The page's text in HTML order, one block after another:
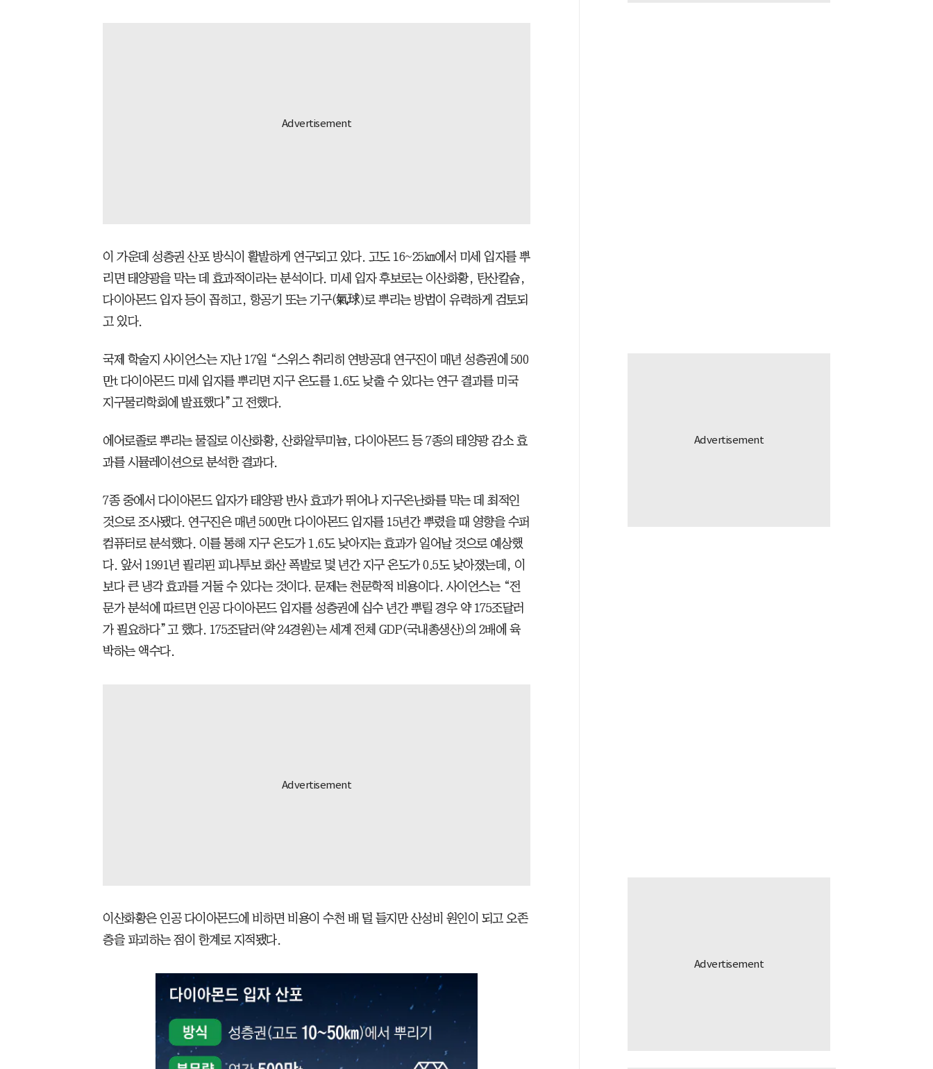
이 가운데 성층권 산포 방식이 활발하게 연구되고 있다. 고도 16~25㎞에서 미세 입자를 뿌
리면 태양광을 막는 데 효과적이라는 분석이다. 미세 입자 후보로는 이산화황, 탄산칼슘,
다이아몬드 입자 등이 꼽히고, 항공기 또는 기구(氣球)로 뿌리는 방법이 유력하게 검토되
고 있다.
국제 학술지 사이언스는 지난 17일 “스위스 취리히 연방공대 연구진이 매년 성층권에 500
만t 다이아몬드 미세 입자를 뿌리면 지구 온도를 1.6도 낮출 수 있다는 연구 결과를 미국
지구물리학회에 발표했다”고 전했다.
에어로졸로 뿌리는 물질로 이산화황, 산화알루미늄, 다이아몬드 등 7종의 태양광 감소 효
과를 시뮬레이션으로 분석한 결과다.
7종 중에서 다이아몬드 입자가 태양광 반사 효과가 뛰어나 지구온난화를 막는 데 최적인
것으로 조사됐다. 연구진은 매년 500만t 다이아몬드 입자를 15년간 뿌렸을 때 영향을 수퍼
컴퓨터로 분석했다. 이를 통해 지구 온도가 1.6도 낮아지는 효과가 일어날 것으로 예상했
다. 앞서 1991년 필리핀 피나투보 화산 폭발로 몇 년간 지구 온도가 0.5도 낮아졌는데, 이
보다 큰 냉각 효과를 거둘 수 있다는 것이다. 문제는 천문학적 비용이다. 사이언스는 “전
문가 분석에 따르면 인공 다이아몬드 입자를 성층권에 십수 년간 뿌릴 경우 약 175조달러
가 필요하다”고 했다. 175조달러(약 24경원)는 세계 전체 GDP(국내총생산)의 2배에 육
박하는 액수다.
이산화황은 인공 다이아몬드에 비하면 비용이 수천 배 덜 들지만 산성비 원인이 되고 오존
층을 파괴하는 점이 한계로 지적됐다.